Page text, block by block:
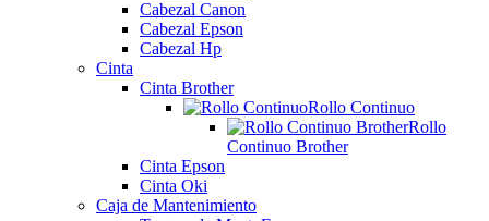
Cabezal Canon
Cabezal Epson
Cabezal Hp
Cinta
Cinta Brother
Rollo Continuo
Rollo
Continuo Brother
Cinta Epson
Cinta Oki
Caja de Mantenimiento